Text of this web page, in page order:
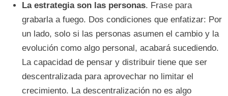
La estrategia son las personas. Frase para
grabarla a fuego. Dos condiciones que enfatizar: Por
un lado, solo si las personas asumen el cambio y la
evolución como algo personal, acabará sucediendo.
La capacidad de pensar y distribuir tiene que ser
descentralizada para aprovechar no limitar el
crecimiento. La descentralización no es algo